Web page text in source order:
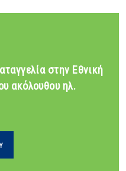
στην Εθνική
ακόλουθου ηλ.